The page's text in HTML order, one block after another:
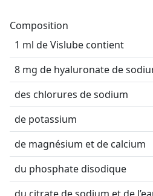
Composition
1 ml de Vislube contient
8 mg de hyaluronate de
des chlorures de sodium
de potassium
de magnésium et de calcium
du phosphate disodique